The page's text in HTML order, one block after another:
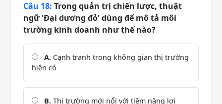
Câu 18: Trong quản trị chiến lược, thuật
ngữ 'Đại dương đỏ' dùng để mô tả môi
trường kinh doanh như thế nào?
A. Cạnh tranh trong không gian thị trường
hiện có
B. Thị trường mới nổi với tiềm năng lợi